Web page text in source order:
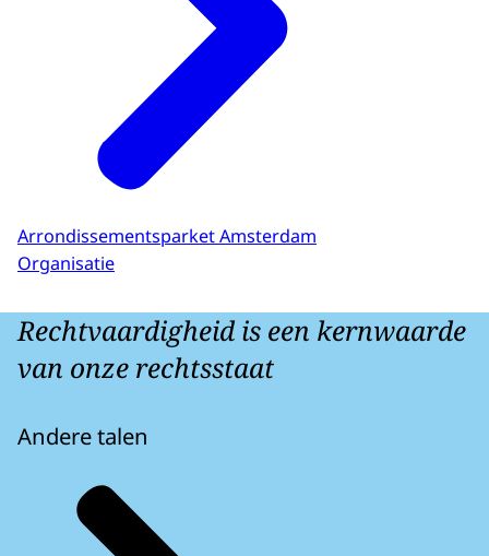
Arrondissementsparket Amsterdam
Organisatie
Rechtvaardigheid is een kernwaarde
van onze rechtsstaat
Andere talen